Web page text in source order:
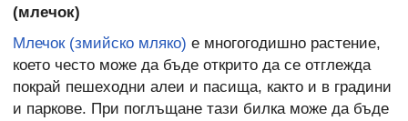
(млечок)
Млечок (змийско мляко) е многогодишно растение,
което често може да бъде открито да се отглежда
покрай пешеходни алеи и пасища, както и в градини
и паркове. При поглъщане тази билка може да бъде